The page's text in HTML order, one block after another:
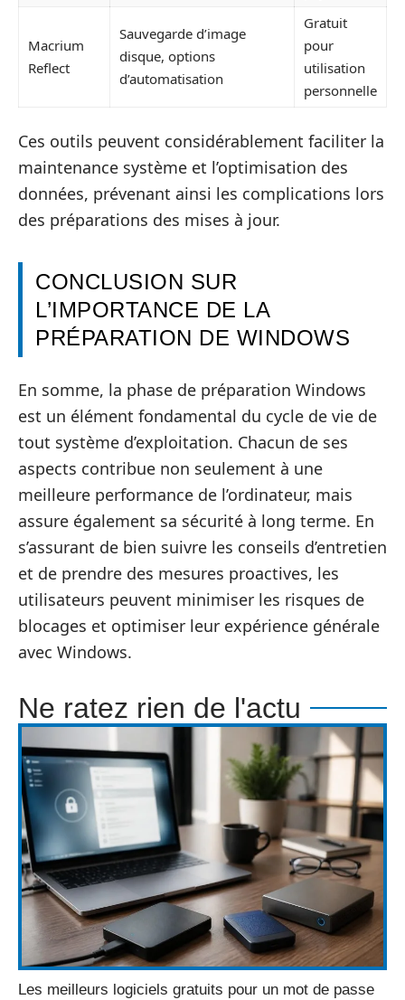
Macrium
Reflect
Sauvegarde d’image
disque, options
d’automatisation
Gratuit
pour
utilisation
personnelle
Ces outils peuvent considérablement faciliter la
maintenance système et l’optimisation des
données, prévenant ainsi les complications lors
des préparations des mises à jour.
CONCLUSION SUR
L’IMPORTANCE DE LA
PRÉPARATION DE WINDOWS
En somme, la phase de préparation Windows
est un élément fondamental du cycle de vie de
tout système d’exploitation. Chacun de ses
aspects contribue non seulement à une
meilleure performance de l’ordinateur, mais
assure également sa sécurité à long terme. En
s’assurant de bien suivre les conseils d’entretien
et de prendre des mesures proactives, les
utilisateurs peuvent minimiser les risques de
blocages et optimiser leur expérience générale
avec Windows.
Ne ratez rien de l'actu
Les meilleurs logiciels gratuits pour un mot de passe